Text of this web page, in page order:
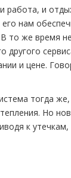
работа, и
нам
В то же время
и цене.
тогда
Но
к утечкам,